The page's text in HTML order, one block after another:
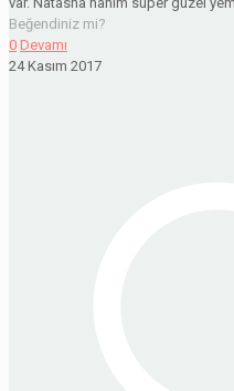
Beğendiniz mi?
0 Devamı
24 Kasım 2017